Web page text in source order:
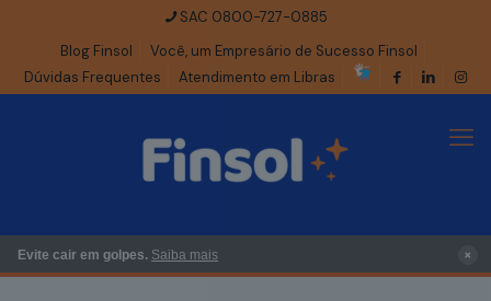
SAC 0800-727-0885
Blog Finsol
Você, um Empresário de Sucesso Finsol
Dúvidas Frequentes
Atendimento em Libras
Evite cair em golpes. Saiba mais ×